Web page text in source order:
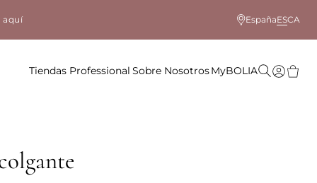
aquí EspañaESCA
Tiendas Professional Sobre NosotrosMyBOLIA